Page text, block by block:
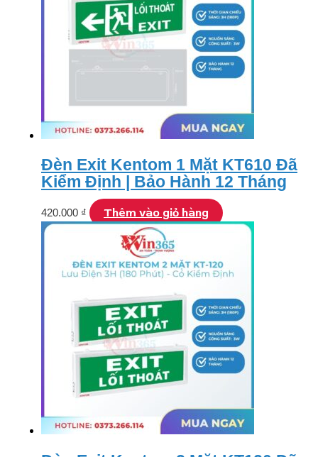
Đèn Exit Kentom 1 Mặt KT610 Đã
Kiểm Định | Bảo Hành 12 Tháng
420.000 ₫ Thêm vào giỏ hàng